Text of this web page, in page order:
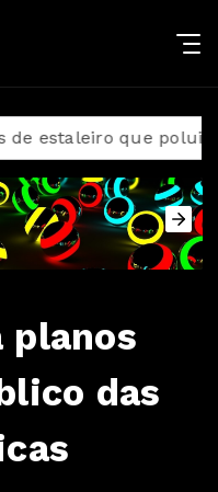
que poluiu Baía de
planos
das